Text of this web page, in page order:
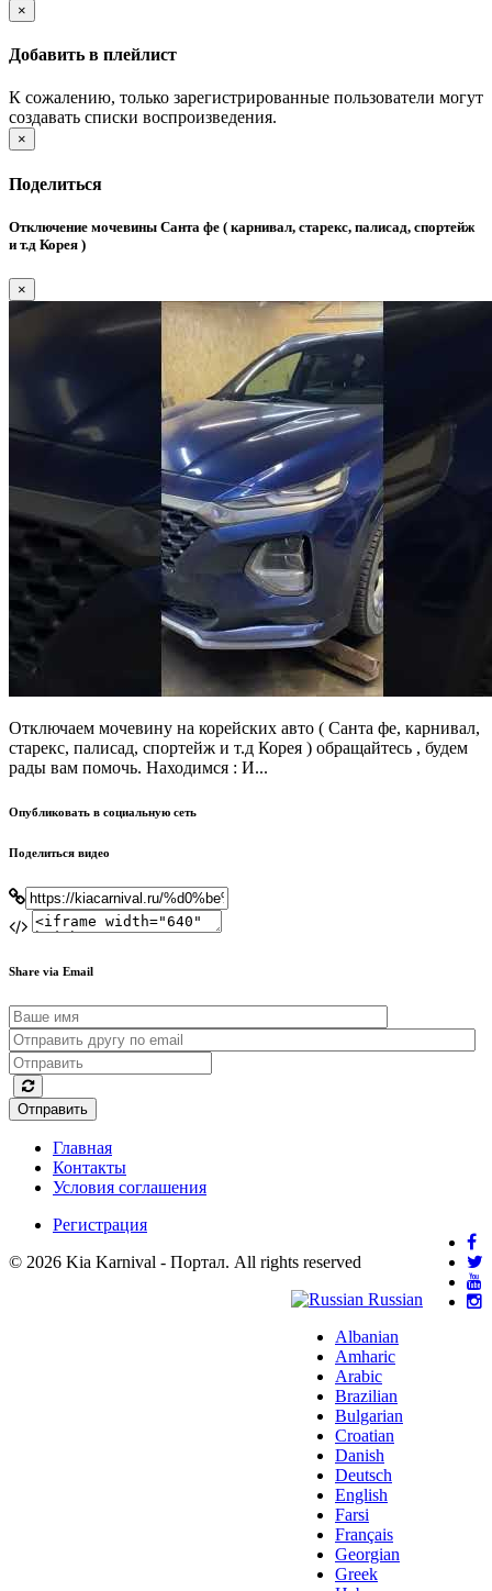
×
Добавить в плейлист
К сожалению, только зарегистрированные пользователи могут
создавать списки воспроизведения.
×
Поделиться
Отключение мочевины Санта фе ( карнивал, старекс, палисад, спортейж
и т.д Корея )
×
Отключаем мочевину на корейских авто ( Санта фе, карнивал,
старекс, палисад, спортейж и т.д Корея ) обращайтесь , будем
рады вам помочь. Находимся : И...
Опубликовать в социальную сеть
Поделиться видео
Share via Email
Отправить
Главная
Контакты
Условия соглашения
Регистрация
© 2026 Kia Karnival - Портал. All rights reserved
Russian
Albanian
Amharic
Arabic
Brazilian
Bulgarian
Croatian
Danish
Deutsch
English
Farsi
Français
Georgian
Greek